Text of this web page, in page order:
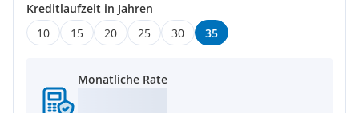
Kreditlaufzeit in Jahren
10
15 20 25 30 35
Monatliche Rate